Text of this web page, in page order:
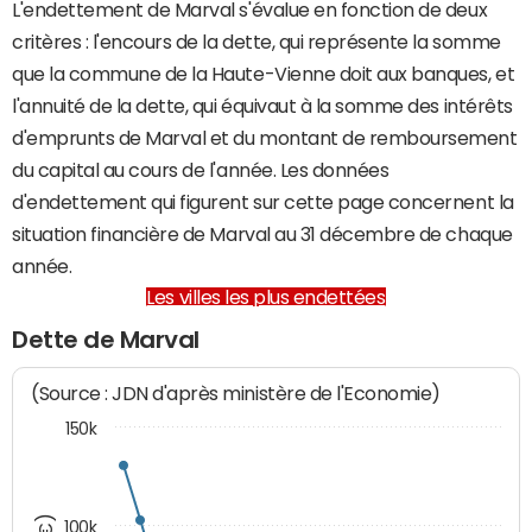
L'endettement de Marval s'évalue en fonction de deux
critères : l'encours de la dette, qui représente la somme
que la commune de la Haute-Vienne doit aux banques, et
l'annuité de la dette, qui équivaut à la somme des intérêts
d'emprunts de Marval et du montant de remboursement
du capital au cours de l'année. Les données
d'endettement qui figurent sur cette page concernent la
situation financière de Marval au 31 décembre de chaque
année.
Les villes les plus endettées
Dette de Marval
(Source : JDN d'après ministère de l'Economie)
100k
150k